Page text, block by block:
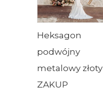
Heksagon
podwójny
metalowy złoty
ZAKUP